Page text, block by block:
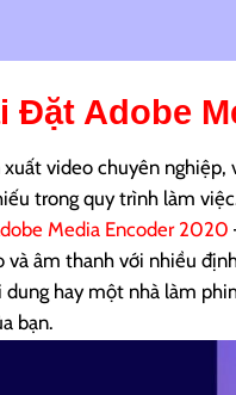
Đặt Adobe
xuất video chuyên
trong quy trình làm
Media Encoder 2020
và âm thanh với nhiều
dung hay một nhà làm
bạn.